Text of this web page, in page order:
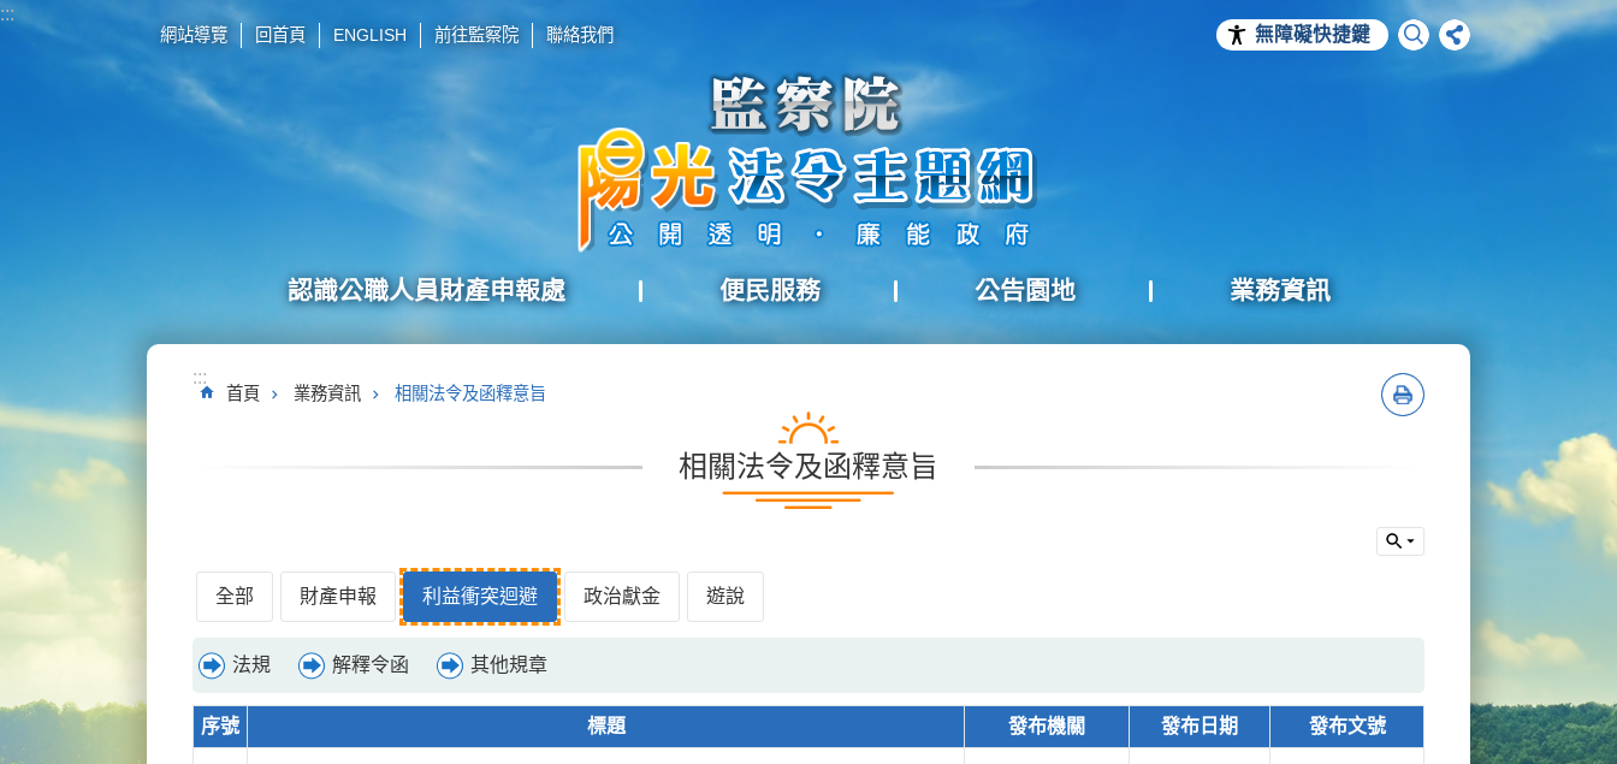
跳到主要內容區塊
:::
網站導覽 回首頁 ENGLISH 前往監察院 聯絡我們 無障礙快捷鍵
認識公職人員財產申報處 便民服務 公告園地 業務資訊
:::
首頁 業務資訊 相關法令及函釋意旨
相關法令及函釋意旨
全部 財產申報 利益衝突迴避 政治獻金 遊說
法規 解釋令函 其他規章
序號 標題 發布機關 發布日期 發布文號